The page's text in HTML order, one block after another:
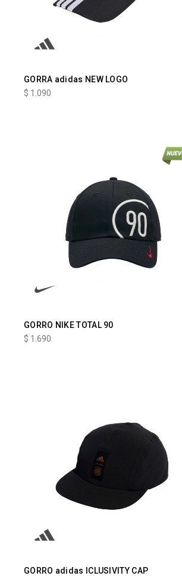
GORRA adidas NEW LOGO
$ 1.090
GORRO NIKE TOTAL 90
$ 1.690
GORRO adidas ICLUSIVITY CAP